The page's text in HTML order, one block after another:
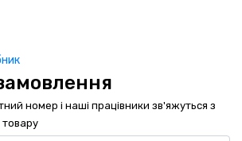
номер і наші працівники зв'яжуться з
товару